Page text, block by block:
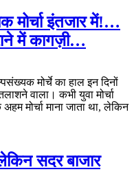
इंतजार में!…
में कागज़ी…
मोर्चे का हाल इन दिनों
वाला। कभी युवा मोर्चा
मोर्चा माना जाता था, लेकिन
सदर बाजार